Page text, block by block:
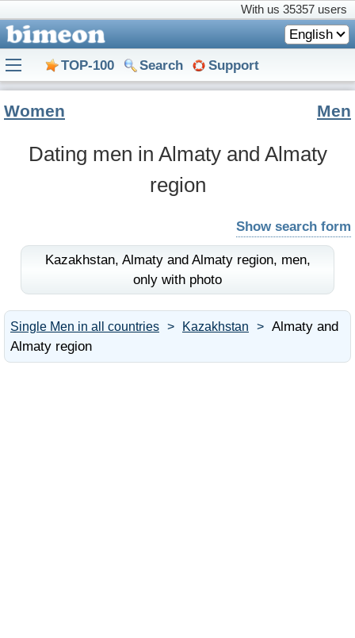
With us 35357 users
English
TOP-100 Search Support
Dating men in Almaty and Almaty
region
Women Men
Show search form
Kazakhstan, Almaty and Almaty region, men,
only with photo
Single Men in all countries Kazakhstan
Almaty and
Almaty region